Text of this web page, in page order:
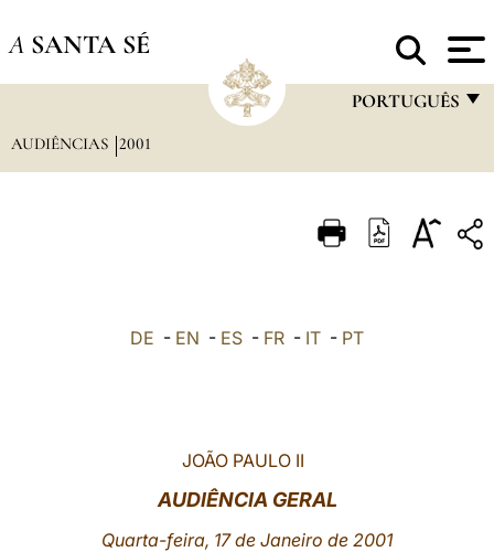
A SANTA SÉ
PORTUGUÊS
ITALIANO
LATINE
AUDIÊNCIAS 2001
DE - EN - ES - FR - IT - PT
JOÃO PAULO II
AUDIÊNCIA GERAL
Quarta-feira, 17 de Janeiro de 2001